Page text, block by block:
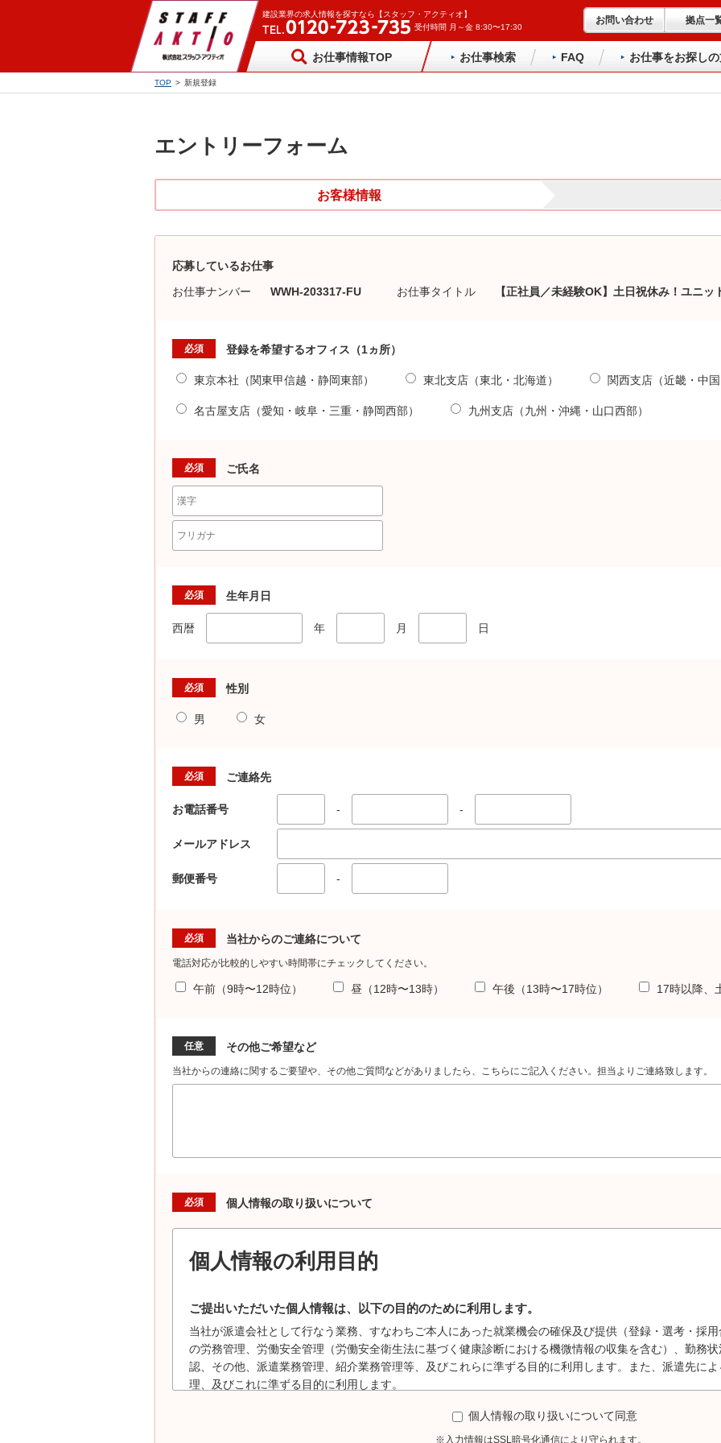
建設業界の求人情報を探すなら【スタッフ・アクティオ】
受付時間 月～金 8:30〜17:30
お問い合わせ 拠点一
お仕事情報TOP お仕事検索 FAQ お仕事をお探し
TOP > 新規登録
エントリーフォーム
お客様情報
応募しているお仕事
お仕事ナンバー
WWH-203317-FU お仕事タイトル 【正社員／未経験OK】土日祝休み！ユニ
必須 登録を希望するオフィス（1ヵ所）
東京本社（関東甲信越・静岡東部） 東北支店（東北・北海道） 関西支店（近畿・中
名古屋支店（愛知・岐阜・三重・静岡西部） 九州支店（九州・沖縄・山口西部）
必須 ご氏名
必須 生年月日
西暦 年 月 日
必須 性別
男 女
必須 ご連絡先
お電話番号 - -
メールアドレス
郵便番号 -
必須 当社からのご連絡について
電話対応が比較的しやすい時間帯にチェックしてください。
午前（9時〜12時位） 昼（12時〜13時） 午後（13時〜17時位） 17時以降、
任意 その他ご希望など
当社からの連絡に関するご要望や、その他ご質問などがありましたら、こちらにご記入ください。担当よりご連絡致します。
必須 個人情報の取り扱いについて
個人情報の利用目的
ご提出いただいた個人情報は、以下の目的のために利用します。
当社が派遣会社として行なう業務、すなわちご本人にあった就業機会の確保及び提供（登録・選考・採
の労務管理、労働安全管理（労働安全衛生法に基づく健康診断における機微情報の収集を含む）、勤務
認、その他、派遣業務管理、紹介業務管理等、及びこれらに準ずる目的に利用します。また、派遣先に
理、及びこれに準ずる目的に利用します。
登録情報のうち、業務遂行能力等の情報、紹介予定派遣・職業紹介での履歴書・職務経歴書については
個人情報の取り扱いについて同意
※入力情報はSSL暗号化通信により守られます。